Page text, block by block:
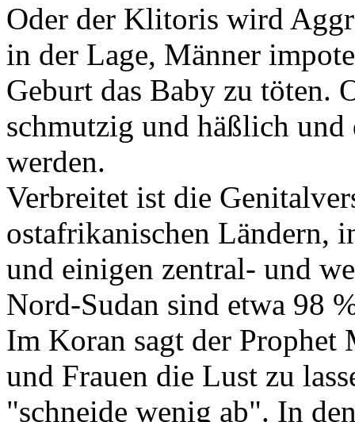
Oder der Klitoris wird
in der Lage, Männer
Geburt das Baby zu töten.
schmutzig und häßlich
werden.
Verbreitet ist die
ostafrikanischen Ländern,
und einigen zentral- und
Nord-Sudan sind etwa 98
Im Koran sagt der Prophet
und Frauen die Lust zu
"schneide wenig ab". In